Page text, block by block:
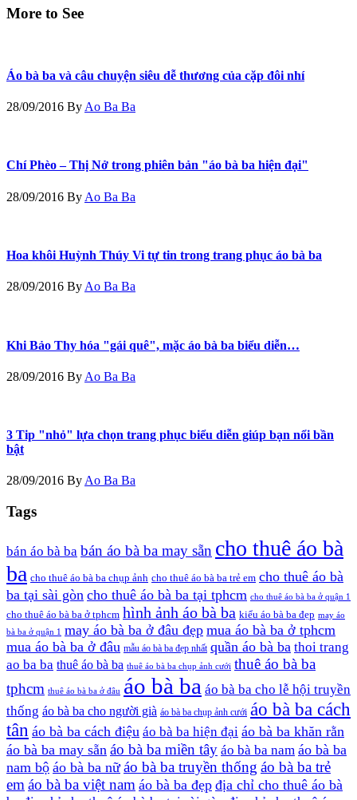
More to See
Áo bà ba và câu chuyện siêu dễ thương của cặp đôi nhí
28/09/2016 By Ao Ba Ba
Chí Phèo – Thị Nở trong phiên bản "áo bà ba hiện đại"
28/09/2016 By Ao Ba Ba
Hoa khôi Huỳnh Thúy Vi tự tin trong trang phục áo bà ba
28/09/2016 By Ao Ba Ba
Khi Bảo Thy hóa "gái quê", mặc áo bà ba biểu diễn…
28/09/2016 By Ao Ba Ba
3 Tip "nhỏ" lựa chọn trang phục biểu diễn giúp bạn nổi bần
bật
28/09/2016 By Ao Ba Ba
Tags
bán áo bà ba bán áo bà ba may sẵn cho thuê áo bà
ba cho thuê áo bà ba chụp ảnh cho thuê áo bà ba trẻ em cho thuê áo bà
ba tại sài gòn cho thuê áo bà ba tại tphcm cho thuê áo bà ba ở quận 1
cho thuê áo bà ba ở tphcm hình ảnh áo bà ba kiểu áo bà ba đẹp may áo
bà ba ở quận 1
may áo bà ba ở đâu đẹp mua áo bà ba ở tphcm
mua áo bà ba ở đâu mẫu áo bà ba đẹp nhất quần áo bà ba thoi trang
ao ba ba thuê áo bà ba thuê áo bà ba chụp ảnh cưới thuê áo bà ba
tphcm thuê áo bà ba ở đâu áo bà ba áo bà ba cho lễ hội truyền
thống áo bà ba cho người già áo bà ba chụp ảnh cưới áo bà ba cách
tân áo bà ba cách điệu áo bà ba hiện đại áo bà ba khăn rằn
áo bà ba may sẵn áo bà ba miền tây áo bà ba nam áo bà ba
nam bộ áo bà ba nữ áo bà ba truyền thống áo bà ba trẻ
em áo bà ba việt nam áo bà ba đẹp địa chỉ cho thuê áo bà